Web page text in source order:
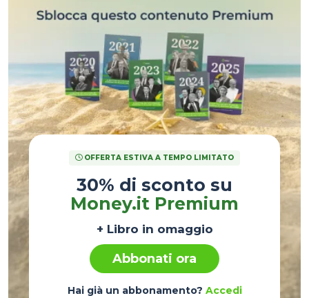
OFFERTA ESTIVA A TEMPO LIMITATO
30% di sconto su
Money.it Premium
+ Libro in omaggio
Abbonati ora
Hai già un abbonamento? Accedi